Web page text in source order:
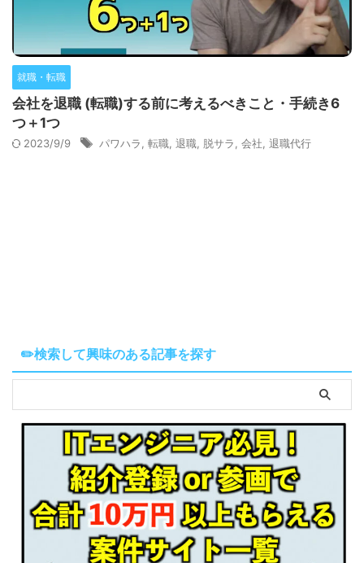
就職・転職
会社を退職 (転職)する前に考えるべきこと・手続き6
つ＋1つ
2023/9/9 パワハラ, 転職, 退職, 脱サラ, 会社, 退職代行
✏️検索して興味のある記事を探す